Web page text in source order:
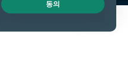
Live Chat